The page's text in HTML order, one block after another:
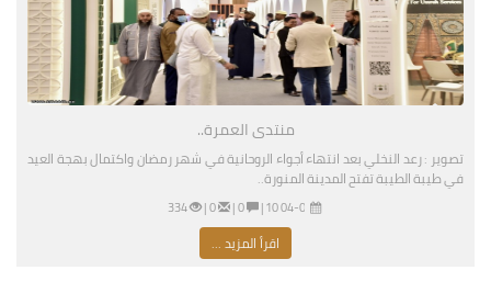
منتدى العمرة..
تصوير : رعد النخلي بعد انتهاء أجواء الروحانية في شهر رمضان واكتمال بهجة العيد
في طيبة الطيبة تفتح المدينة المنورة..
04-02-2026 07:10 مساءً |
0 |
0 |
334
اقرأ المزيد ...